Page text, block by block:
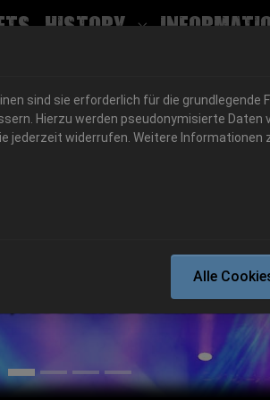
History
08. August 2026
Flugplatz Obermehler
sind sie erforderlich für die
Hierzu werden pseudonymisierte
jederzeit widerrufen. Weitere Informationen
Alle